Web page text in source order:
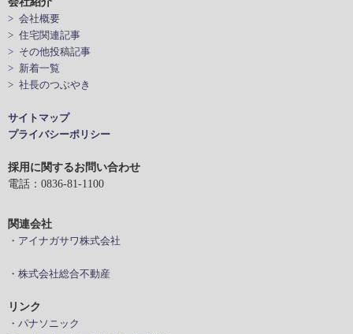
> 会社概要
> 住宅関連記事
> その他投稿記事
> 新着一覧
> 社長のつぶやき
サイトマップ
プライバシーポリシー
採用に関するお問い合わせ
電話：0836-81-1100
関連会社
・アイナガサワ株式会社
・株式会社総合不動産
リンク
・パナソニック